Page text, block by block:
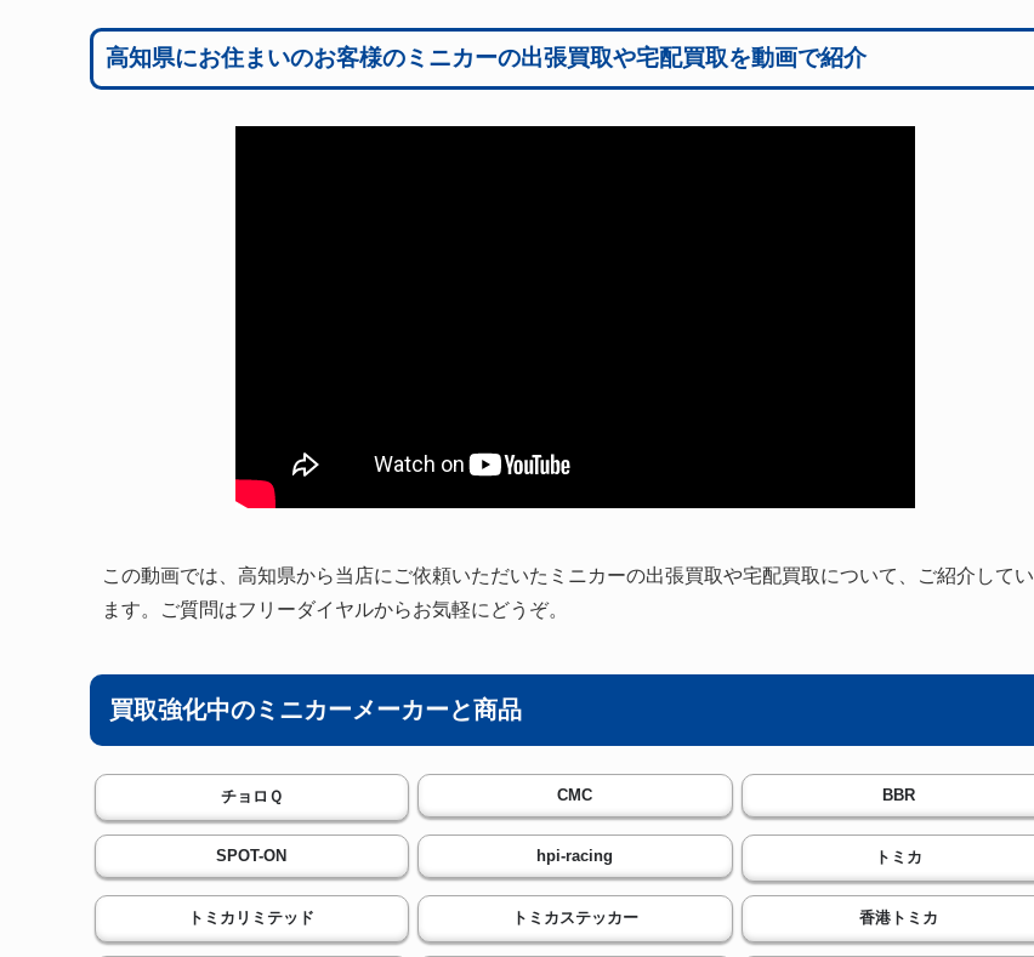
高知県にお住まいのお客様のミニカーの出張買取や宅配買取を動画で紹介
この動画では、高知県から当店にご依頼いただいたミニカーの出張買取や宅配買取について、ご紹介してい
ます。ご質問はフリーダイヤルからお気軽にどうぞ。
買取強化中のミニカーメーカーと商品
チョロＱ CMC BBR
SPOT-ON hpi-racing トミカ
トミカリミテッド トミカステッカー 香港トミカ